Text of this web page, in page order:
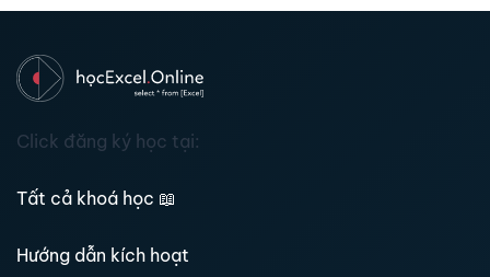
Click đăng ký học tại:
Tất cả khoá học 📖
Hướng dẫn kích hoạt